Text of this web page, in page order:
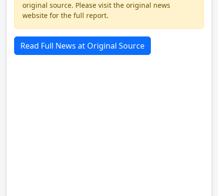
original source. Please visit the original news
website for the full report.
Read Full News at Original Source